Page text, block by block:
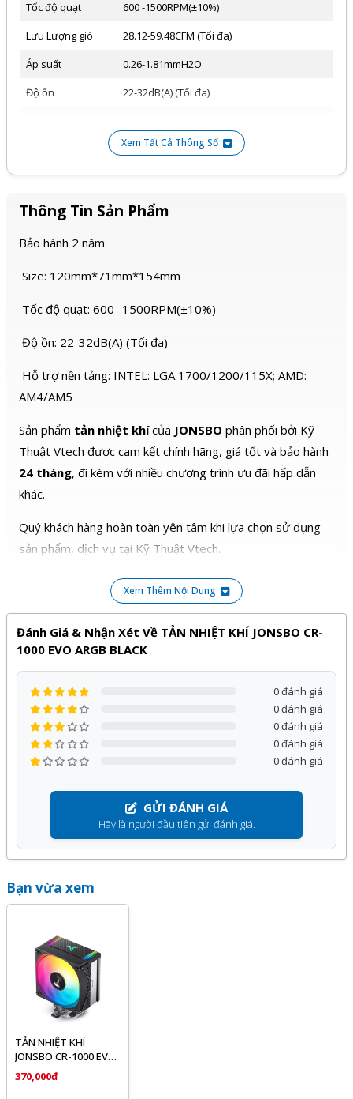
Thông Tin Sản Phẩm
Bảo hành 2 năm
Size: 120mm*71mm*154mm
Tốc độ quạt: 600 -1500RPM(±10%)
Độ ồn: 22-32dB(A) (Tối đa)
Hỗ trợ nền tảng: INTEL: LGA 1700/1200/115X; AMD:
AM4/AM5
Sản phẩm tản nhiệt khícủa JONSBO phân phối bởi Kỹ
Thuật Vtech được cam kết chính hãng, giá tốt và bảo hành
24 tháng, đi kèm với nhiều chương trình ưu đãi hấp dẫn
khác.
Quý khách hàng hoàn toàn yên tâm khi lựa chọn sử dụng
sản phẩm, dịch vụ tại Kỹ Thuật Vtech.
Xem Thêm Nội Dung
Đánh Giá & Nhận Xét Về TẢN NHIỆT KHÍ JONSBO CR-
1000 EVO ARGB BLACK
GỬI ĐÁNH GIÁ
Hãy là người đầu tiên gửi đánh giá.
0 đánh giá
0 đánh giá
0 đánh giá
0 đánh giá
0 đánh giá
Bạn vừa xem
TẢN NHIỆT KHÍ
JONSBO CR-1000 EVO
ARGB BLACK
370,000đ
Tốc độ quạt
600 -1500RPM(±10%)
Lưu Lượng gió
28.12-59.48CFM (Tối đa)
Áp suất
0.26-1.81mmH2O
Độ ồn
22-32dB(A) (Tối đa)
Điện áp định mức
12V
INTEL: LGA 1700/1200/115X/ AMD: AM4/AM5
Tương thích intel LGA1851 mới nhất
Xem Tất Cả Thông Số